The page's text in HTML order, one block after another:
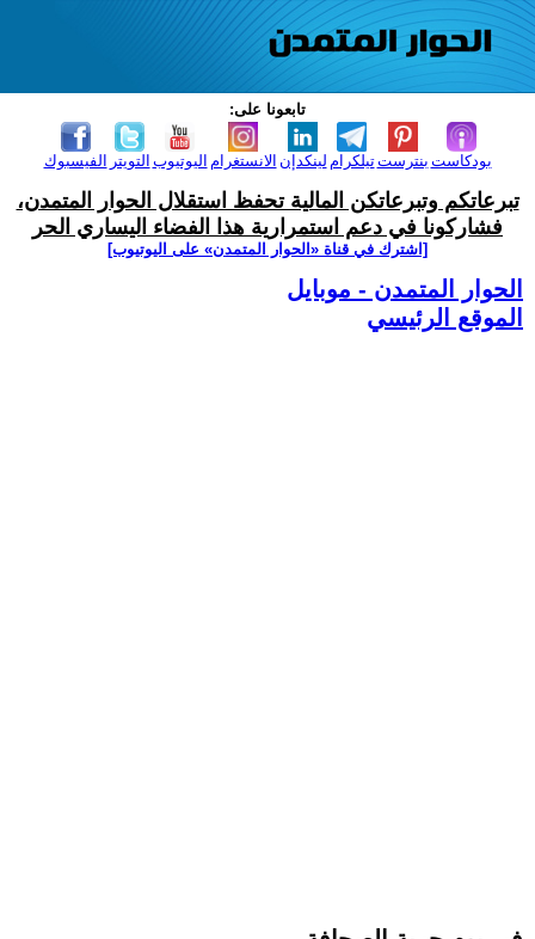
تابعونا على:
الفيسبوك التويتر اليوتيوب الانستغرام لينكدإن تيلكرامبنترست بودكاست
تبرعاتكم وتبرعاتكن المالية تحفظ استقلال الحوار المتمدن،
فشاركونا في دعم استمرارية هذا الفضاء اليساري الحر
[اشترك في قناة ‫«الحوار المتمدن» على اليوتيوب]
الحوار المتمدن - موبايل
الموقع الرئيسي